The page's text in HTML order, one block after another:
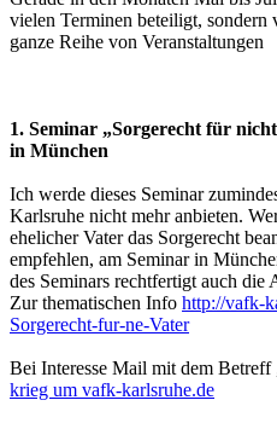
vielen Terminen beteiligt, sondern
ganze Reihe von Veranstaltungen
1. Seminar „Sorgerecht für
in München
Ich werde dieses Seminar
Karlsruhe nicht mehr anbieten.
ehelicher Vater das Sorgerecht
empfehlen, am Seminar in
des Seminars rechtfertigt auch die
Zur thematischen Info http://vafk-
Sorgerecht-fur-ne-Vater
Bei Interesse Mail mit dem Betreff
krieg um vafk-karlsruhe.de